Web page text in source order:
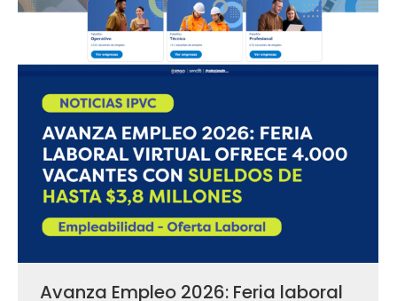
Avanza Empleo 2026: Feria laboral